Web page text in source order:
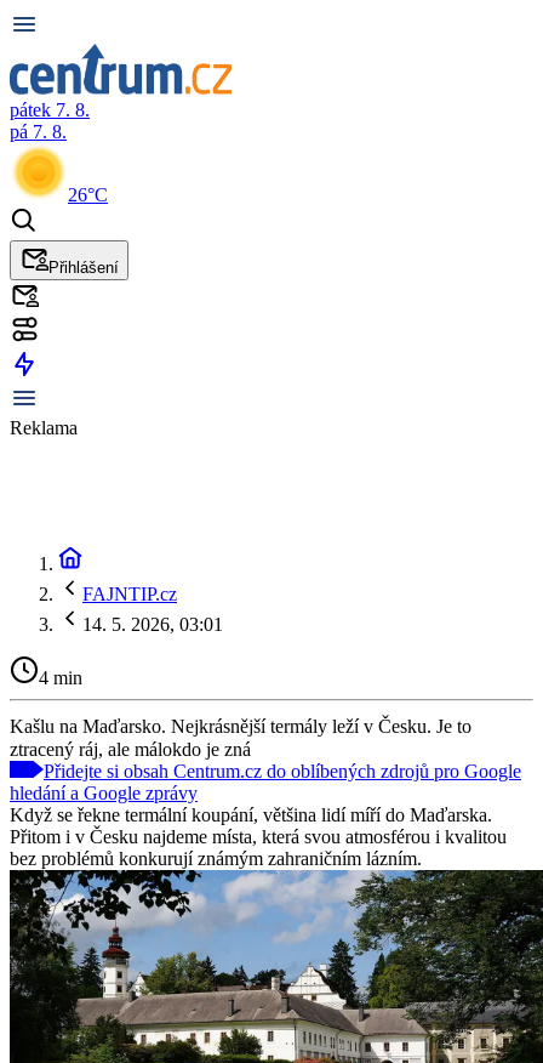
pátek 7. 8.
pá 7. 8.
26°C
Přihlášení
Reklama
FAJNTIP.cz
14. 5. 2026, 03:01
4 min
Kašlu na Maďarsko. Nejkrásnější termály leží v Česku. Je to
ztracený ráj, ale málokdo je zná
Přidejte si obsah Centrum.cz do oblíbených zdrojů pro Google
hledání a Google zprávy
Když se řekne termální koupání, většina lidí míří do Maďarska.
Přitom i v Česku najdeme místa, která svou atmosférou i kvalitou
bez problémů konkurují známým zahraničním lázním.